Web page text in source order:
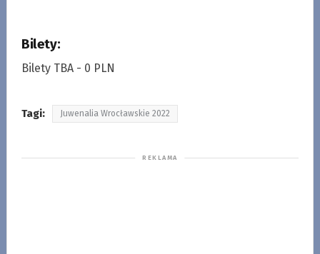
Bilety:
Bilety TBA - 0 PLN
Tagi: Juwenalia Wrocławskie 2022